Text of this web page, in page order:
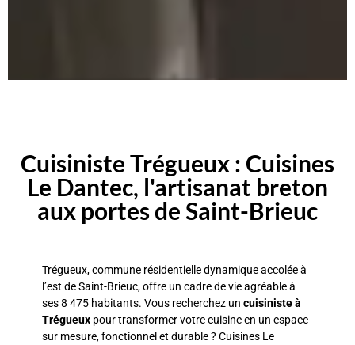
Cuisiniste Trégueux : Cuisines
Le Dantec, l'artisanat breton
aux portes de Saint-Brieuc
Trégueux, commune résidentielle dynamique accolée à
l’est de Saint-Brieuc, offre un cadre de vie agréable à
ses 8 475 habitants. Vous recherchez un cuisiniste à
Trégueuxpour transformer votre cuisine en un espace
sur mesure, fonctionnel et durable ? Cuisines Le